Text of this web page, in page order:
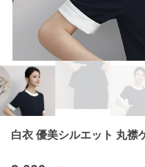
白衣 優美シルエット 丸襟